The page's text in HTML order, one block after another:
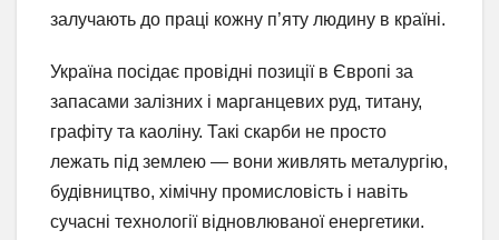
залучають до праці кожну п’яту людину в країні.
Україна посідає провідні позиції в Європі за
запасами залізних і марганцевих руд, титану,
графіту та каоліну. Такі скарби не просто
лежать під землею — вони живлять металургію,
будівництво, хімічну промисловість і навіть
сучасні технології відновлюваної енергетики.